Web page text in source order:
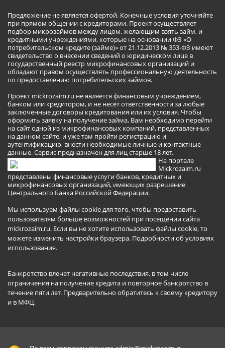
Предложение не является офертой. Конечные условия уточняйте
при прямом общении с кредиторами. Проект осуществляет
подбор микрозаймов между лицом, желающим взять займ, и
кредитными учреждениями, которые на основании ФЗ «О
потребительском кредите (займе)» от 21.12.2013 № 353-ФЗ имеют
свидетельство о внесении сведений о юридическом лице в
государственный реестр микрофинансовых организаций и
обладают правом осуществлять профессиональную деятельность
по предоставлению потребительских займов.
Проект mickrozaim.ru не является финансовым учреждением,
банком или кредитором, и не несёт ответственности за любые
заключенные договоры кредитования или их условия. Чтобы
оформить заявку на получение займа, Вам необходимо перейти
на сайт одной из микрофинансовых компаний, представленных
на данном сайте, и уже там пройти регистрацию и
аутентификацию, внести необходимые личные и контактные
данные. Сервис предназначен для лиц старше 18 лет.
На портале
Mickrozaim.ru
представлены финансовые услуги банков, кредитных и
микрофинансовых организаций, имеющих разрешение
Центрального Банка Российской Федерации.
Мы используем файлы cookie для того, чтобы предоставить
пользователям больше возможностей при посещении сайта
mickrozaim.ru. Если вы не хотите использовать файлы cookie, то
можете изменить настройки браузера. Подробности об условиях
использования.
Банкротство влечет негативные последствия, в том числе
ограничения на получение кредита и повторное банкротство в
течение пяти лет. Предварительно обратитесь к своему кредитору
и в МФЦ.